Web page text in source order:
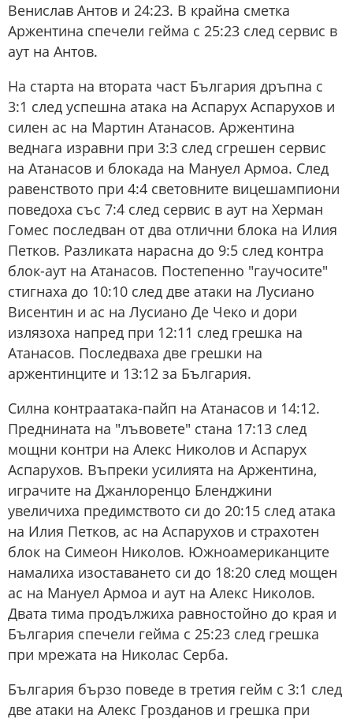
Венислав Антов и 24:23. В крайна сметка
Аржентина спечели гейма с 25:23 след сервис в
аут на Антов.
На старта на втората част България дръпна с
3:1 след успешна атака на Аспарух Аспарухов и
силен ас на Мартин Атанасов. Аржентина
веднага изравни при 3:3 след сгрешен сервис
на Атанасов и блокада на Мануел Армоа. След
равенството при 4:4 световните вицешампиони
поведоха със 7:4 след сервис в аут на Херман
Гомес последван от два отлични блока на Илия
Петков. Разликата нарасна до 9:5 след контра
блок-аут на Атанасов. Постепенно "гаучосите"
стигнаха до 10:10 след две атаки на Лусиано
Висентин и ас на Лусиано Де Чеко и дори
излязоха напред при 12:11 след грешка на
Атанасов. Последваха две грешки на
аржентинците и 13:12 за България.
Силна контраатака-пайп на Атанасов и 14:12.
Преднината на "лъвовете" стана 17:13 след
мощни контри на Алекс Николов и Аспарух
Аспарухов. Въпреки усилията на Аржентина,
играчите на Джанлоренцо Бленджини
увеличиха предимството си до 20:15 след атака
на Илия Петков, ас на Аспарухов и страхотен
блок на Симеон Николов. Южноамериканците
намалиха изоставането си до 18:20 след мощен
ас на Мануел Армоа и аут на Алекс Николов.
Двата тима продължиха равностойно до края и
България спечели гейма с 25:23 след грешка
при мрежата на Николас Серба.
България бързо поведе в третия гейм с 3:1 след
две атаки на Алекс Грозданов и грешка при